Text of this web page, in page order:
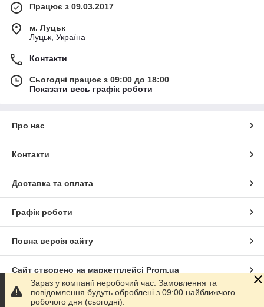
Працює з 09.03.2017
м. Луцьк
Луцьк, Україна
Контакти
Сьогодні працює з 09:00 до 18:00
Показати весь графік роботи
Про нас
Контакти
Доставка та оплата
Графік роботи
Повна версія сайту
Сайт створено на маркетплейсі Prom.ua
Політика конфіденційності
Зараз у компанії неробочий час. Замовлення та
повідомлення будуть оброблені з 09:00 найближчого
робочого дня (сьогодні).